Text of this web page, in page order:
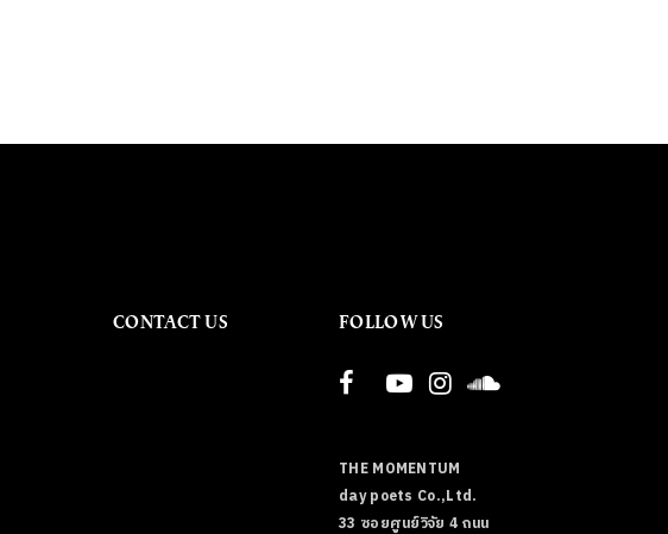
CONTACT US FOLLOW US
THE MOMENTUM
day poets Co.,Ltd.
33 ซอยศูนย์วิจัย 4 ถนน